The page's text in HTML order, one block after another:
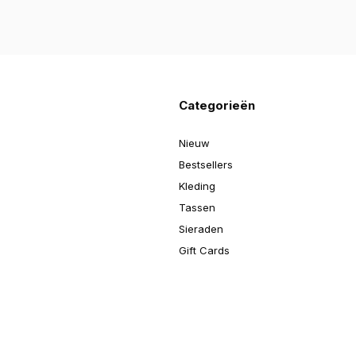
Categorieën
Nieuw
Bestsellers
Kleding
Tassen
Sieraden
Gift Cards